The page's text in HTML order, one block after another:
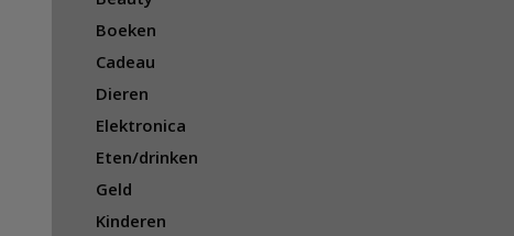
Boeken
Cadeau
Dieren
Elektronica
Eten/drinken
Geld
Kinderen